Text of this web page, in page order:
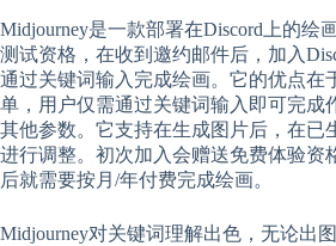
Midjourney是一款部署在Discord上的绘
测试资格，在收到邀约邮件后，加入
通过关键词输入完成绘画。它的优点在
单，用户仅需通过关键词输入即可完成
其他参数。它支持在生成图片后，在已
进行调整。初次加入会赠送免费体验资
后就需要按月/年付费完成绘画。
Midjourney对关键词理解出色，无论出